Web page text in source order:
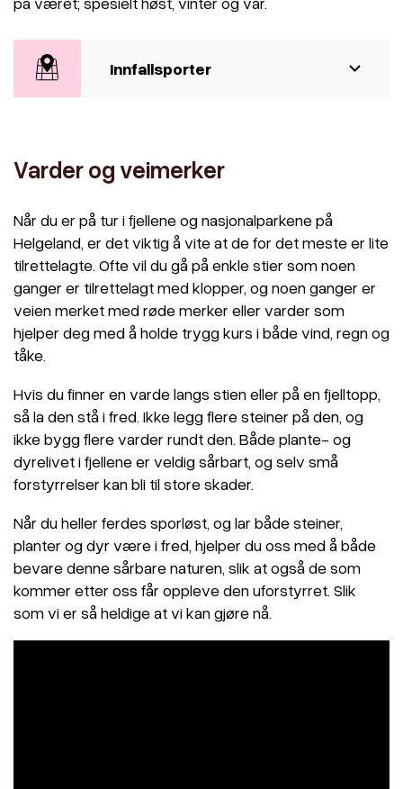
Innfallsporter
Varder og veimerker
Når du er på tur i fjellene og nasjonalparkene på
Helgeland, er det viktig å vite at de for det meste er lite
tilrettelagte. Ofte vil du gå på enkle stier som noen
ganger er tilrettelagt med klopper, og noen ganger er
veien merket med røde merker eller varder som
hjelper deg med å holde trygg kurs i både vind, regn og
tåke.
Hvis du finner en varde langs stien eller på en fjelltopp,
så la den stå i fred. Ikke legg flere steiner på den, og
ikke bygg flere varder rundt den. Både plante- og
dyrelivet i fjellene er veldig sårbart, og selv små
forstyrrelser kan bli til store skader.
Når du heller ferdes sporløst, og lar både steiner,
planter og dyr være i fred, hjelper du oss med å både
bevare denne sårbare naturen, slik at også de som
kommer etter oss får oppleve den uforstyrret. Slik
som vi er så heldige at vi kan gjøre nå.